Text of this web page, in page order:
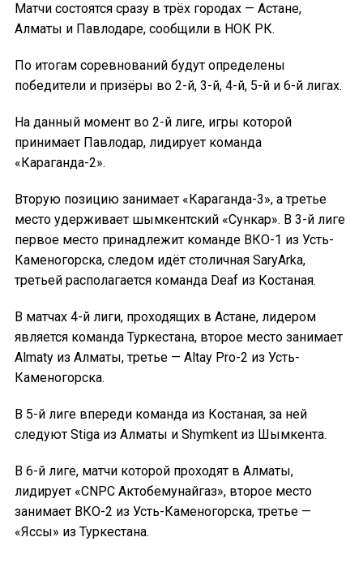
Матчи состоятся сразу в трёх городах — Астане,
Алматы и Павлодаре, сообщили в НОК РК.
По итогам соревнований будут определены
победители и призёры во 2-й, 3-й, 4-й, 5-й и 6-й лигах.
На данный момент во 2-й лиге, игры которой
принимает Павлодар, лидирует команда
«Караганда-2».
Вторую позицию занимает «Караганда-3», а третье
место удерживает шымкентский «Сункар». В 3-й лиге
первое место принадлежит команде ВКО-1 из Усть-
Каменогорска, следом идёт столичная SaryArka,
третьей располагается команда Deaf из Костаная.
В матчах 4-й лиги, проходящих в Астане, лидером
является команда Туркестана, второе место занимает
Almaty из Алматы, третье — Altay Pro-2 из Усть-
Каменогорска.
В 5-й лиге впереди команда из Костаная, за ней
следуют Stiga из Алматы и Shymkent из Шымкента.
В 6-й лиге, матчи которой проходят в Алматы,
лидирует «CNPC Актобемунайгаз», второе место
занимает ВКО-2 из Усть-Каменогорска, третье —
«Яссы» из Туркестана.